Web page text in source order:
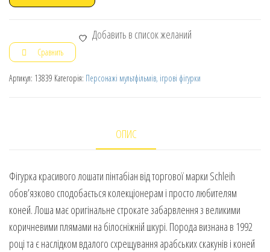
Добавить в список желаний
Сравнить
Артикул: 13839 Категорія: Персонажі мультфільмів, ігрові фігурки
ОПИС
Фігурка красивого лошати пінтабіан від торгової марки Schleih
обов’язково сподобається колекціонерам і просто любителям
коней. Лоша має оригінальне строкате забарвлення з великими
коричневими плямами на білосніжній шкурі. Порода визнана в 1992
році та є наслідком вдалого схрещування арабських скакунів і коней